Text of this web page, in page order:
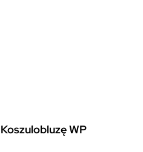
WP